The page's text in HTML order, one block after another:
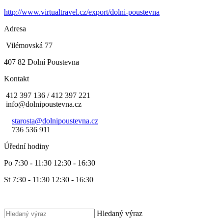
http://www.virtualtravel.cz/export/dolni-poustevna
Adresa
Vilémovská 77
407 82 Dolní Poustevna
Kontakt
412 397 136 / 412 397 221
info@dolnipoustevna.cz
starosta@dolnipoustevna.cz
736 536 911
Úřední hodiny
Po 7:30 - 11:30 12:30 - 16:30
St 7:30 - 11:30 12:30 - 16:30
Hledaný výraz